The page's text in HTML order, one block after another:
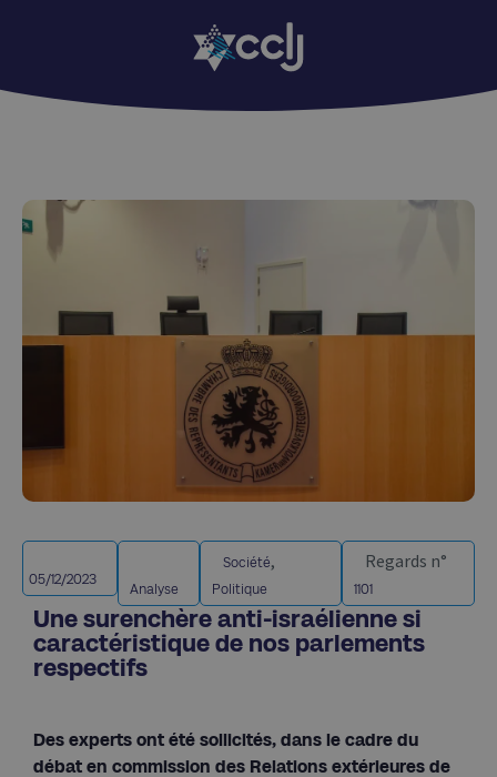
05/12/2023
Analyse
Société,
Politique
Regards n°
1101
Une surenchère anti-israélienne si
caractéristique de nos parlements
respectifs
Des experts ont été sollicités, dans le cadre du
débat en commission des Relations extérieures de